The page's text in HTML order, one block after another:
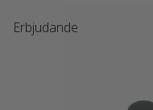
Erbjudande